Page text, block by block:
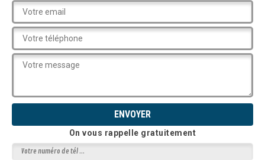
On vous rappelle gratuitement